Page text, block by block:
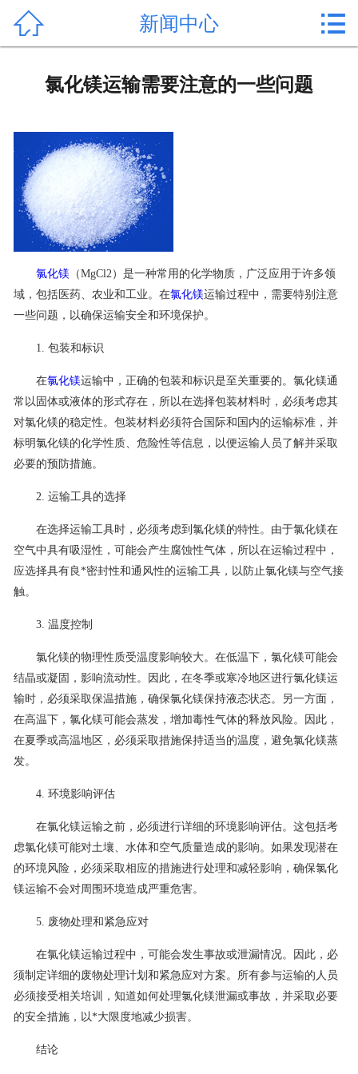
联系我们
 新闻中心 
氯化镁运输需要注意的一些问题
氯化镁 （MgCl2）是一种常用的化学物质，广泛应用于许多领
域，包括医药、农业和工业。在氯化镁运输过程中，需要特别注意
一些问题，以确保运输安全和环境保护。
1. 包装和标识
在氯化镁运输中，正确的包装和标识是至关重要的。氯化镁通
常以固体或液体的形式存在，所以在选择包装材料时，必须考虑其
对氯化镁的稳定性。包装材料必须符合国际和国内的运输标准，并
标明氯化镁的化学性质、危险性等信息，以便运输人员了解并采取
必要的预防措施。
2. 运输工具的选择
在选择运输工具时，必须考虑到氯化镁的特性。由于氯化镁在
空气中具有吸湿性，可能会产生腐蚀性气体，所以在运输过程中，
应选择具有良*密封性和通风性的运输工具，以防止氯化镁与空气接
触。
3. 温度控制
氯化镁的物理性质受温度影响较大。在低温下，氯化镁可能会
结晶或凝固，影响流动性。因此，在冬季或寒冷地区进行氯化镁运
输时，必须采取保温措施，确保氯化镁保持液态状态。另一方面，
在高温下，氯化镁可能会蒸发，增加毒性气体的释放风险。因此，
在夏季或高温地区，必须采取措施保持适当的温度，避免氯化镁蒸
发。
4. 环境影响评估
在氯化镁运输之前，必须进行详细的环境影响评估。这包括考
虑氯化镁可能对土壤、水体和空气质量造成的影响。如果发现潜在
的环境风险，必须采取相应的措施进行处理和减轻影响，确保氯化
镁运输不会对周围环境造成严重危害。
5. 废物处理和紧急应对
在氯化镁运输过程中，可能会发生事故或泄漏情况。因此，必
须制定详细的废物处理计划和紧急应对方案。所有参与运输的人员
必须接受相关培训，知道如何处理氯化镁泄漏或事故，并采取必要
的安全措施，以*大限度地减少损害。
结论